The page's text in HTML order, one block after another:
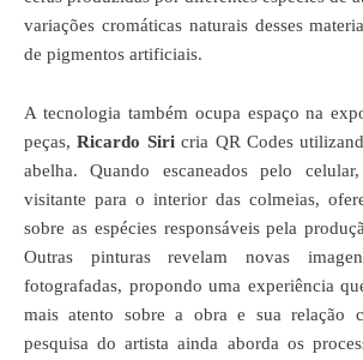
variações cromáticas naturais desses
de pigmentos artificiais.
A tecnologia também ocupa espaço na
peças,Ricardo Siricria QR Codes
abelha. Quando escaneados pelo
visitante para o interior das colmeias,
sobre as espécies responsáveis pela
Outras pinturas revelam novas
fotografadas, propondo uma experiência
mais atento sobre a obra e sua relação
pesquisa do artista ainda aborda os